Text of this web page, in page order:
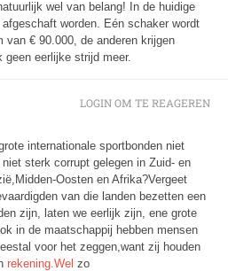
wel van belang! In de huidige
worden. Eén schaker wordt
van € 90.000, de anderen krijgen
eerlijke strijd meer.
internationale sportbonden niet
sterk corrupt gelegen in Zuid- en
Oosten en Afrika?Vergeet
van die landen bezetten een
zijn, laten we eerlijk zijn, ene grote
in de maatschappij hebben mensen
voor het zeggen,want zij houden
rekening.Wel zo
LOGIN OM TE REAGEREN